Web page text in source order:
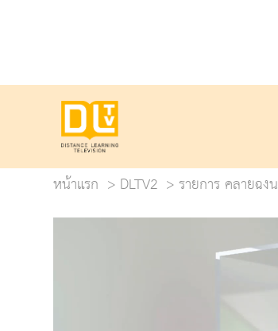
หน้าแรก
DLTV2 รายการ คลายฉงน